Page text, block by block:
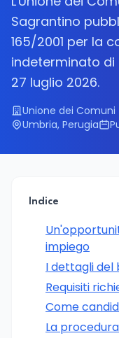
Sagrantino
165/2001 per la
indeterminato di
27 luglio 2026.
Unione dei Comuni
Umbria, Perugia
Indice
impiego
I dettagli del
Requisiti
Come
La